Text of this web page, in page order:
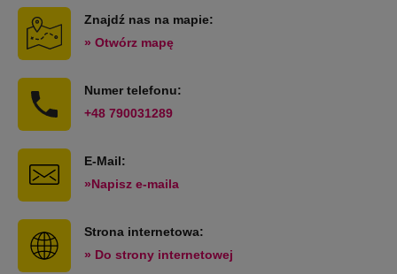
Znajdź nas na mapie:
» Otwórz mapę
Numer telefonu:
+48 790031289
E-Mail:
»Napisz e-maila
Strona internetowa:
» Do strony internetowej